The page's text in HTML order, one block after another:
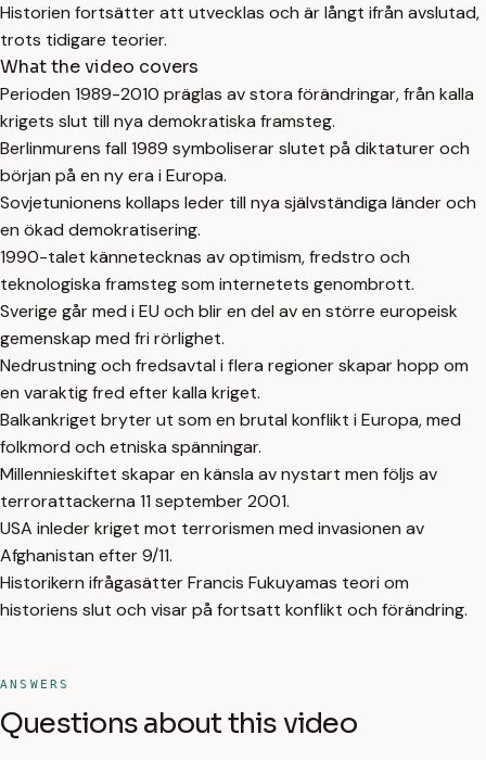
Historien fortsätter att utvecklas och är långt ifrån avslutad,
trots tidigare teorier.
What the video covers
Perioden 1989-2010 präglas av stora förändringar, från kalla
krigets slut till nya demokratiska framsteg.
Berlinmurens fall 1989 symboliserar slutet på diktaturer och
början på en ny era i Europa.
Sovjetunionens kollaps leder till nya självständiga länder och
en ökad demokratisering.
1990-talet kännetecknas av optimism, fredstro och
teknologiska framsteg som internetets genombrott.
Sverige går med i EU och blir en del av en större europeisk
gemenskap med fri rörlighet.
Nedrustning och fredsavtal i flera regioner skapar hopp om
en varaktig fred efter kalla kriget.
Balkankriget bryter ut som en brutal konflikt i Europa, med
folkmord och etniska spänningar.
Millennieskiftet skapar en känsla av nystart men följs av
terrorattackerna 11 september 2001.
USA inleder kriget mot terrorismen med invasionen av
Afghanistan efter 9/11.
Historikern ifrågasätter Francis Fukuyamas teori om
historiens slut och visar på fortsatt konflikt och förändring.
ANSWERS
Questions about this video